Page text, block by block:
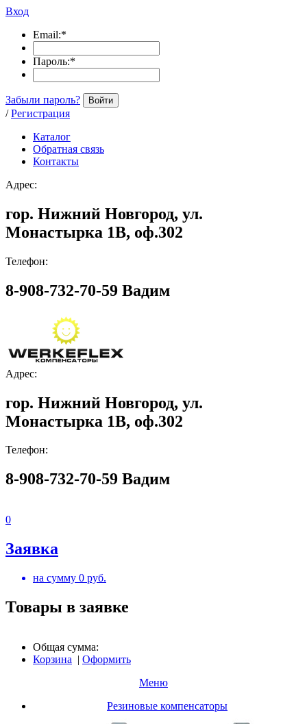
Вход
Email:*
Пароль:*
Забыли пароль? Войти
/ Регистрация
Каталог
Обратная связь
Контакты
Адрес:
гор. Нижний Новгород, ул.
Монастырка 1В, оф.302
Телефон:
8-908-732-70-59 Вадим
Адрес:
гор. Нижний Новгород, ул.
Монастырка 1В, оф.302
Телефон:
8-908-732-70-59 Вадим
0
Заявка
на сумму 0 руб.
Товары в заявке
Общая сумма:
Корзина | Оформить
Меню
Резиновые компенсаторы